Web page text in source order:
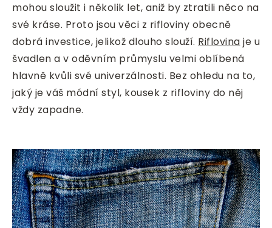
mohou sloužit i několik let, aniž by ztratili něco na
své kráse. Proto jsou věci z rifloviny obecně
dobrá investice, jelikož dlouho slouží. Riflovina je u
švadlen a v oděvním průmyslu velmi oblíbená
hlavně kvůli své univerzálnosti. Bez ohledu na to,
jaký je váš módní styl, kousek z rifloviny do něj
vždy zapadne.